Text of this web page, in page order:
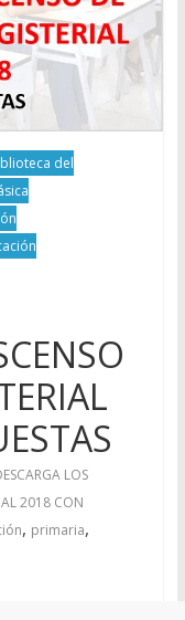
del
LOS
2018 CON
, primaria,